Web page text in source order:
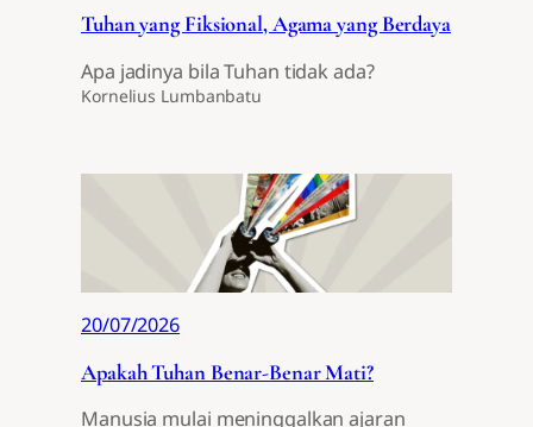
Tuhan yang Fiksional, Agama yang Berdaya
Apa jadinya bila Tuhan tidak ada?
Kornelius Lumbanbatu
20/07/2026
Apakah Tuhan Benar-Benar Mati?
Manusia mulai meninggalkan ajaran